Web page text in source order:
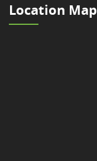
Location Map